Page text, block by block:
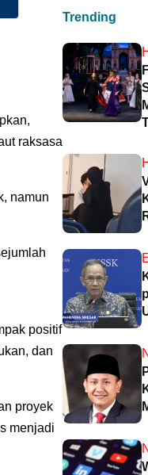
raksasa
namun
positif
dan
proyek
menjadi
Trending